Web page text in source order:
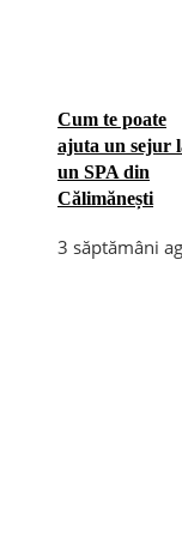
Cum te poate
ajuta un sejur
un SPA din
Călimănești
3 săptămâni